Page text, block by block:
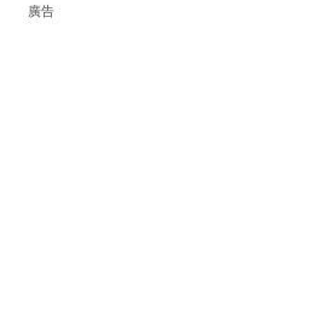
廣告